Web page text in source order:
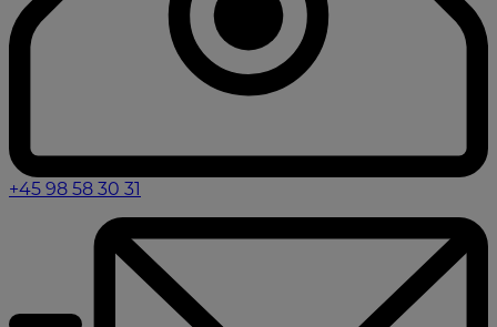
+45 98 58 30 31